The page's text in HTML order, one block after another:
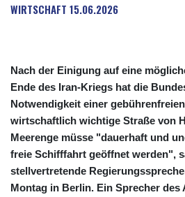
WIRTSCHAFT 15.06.2026
Nach der Einigung auf eine
Ende des Iran-Kriegs hat die
Notwendigkeit einer
wirtschaftlich wichtige Straße von
Meerenge müsse "dauerhaft und
freie Schifffahrt geöffnet werden",
stellvertretende
Montag in Berlin. Ein Sprecher des